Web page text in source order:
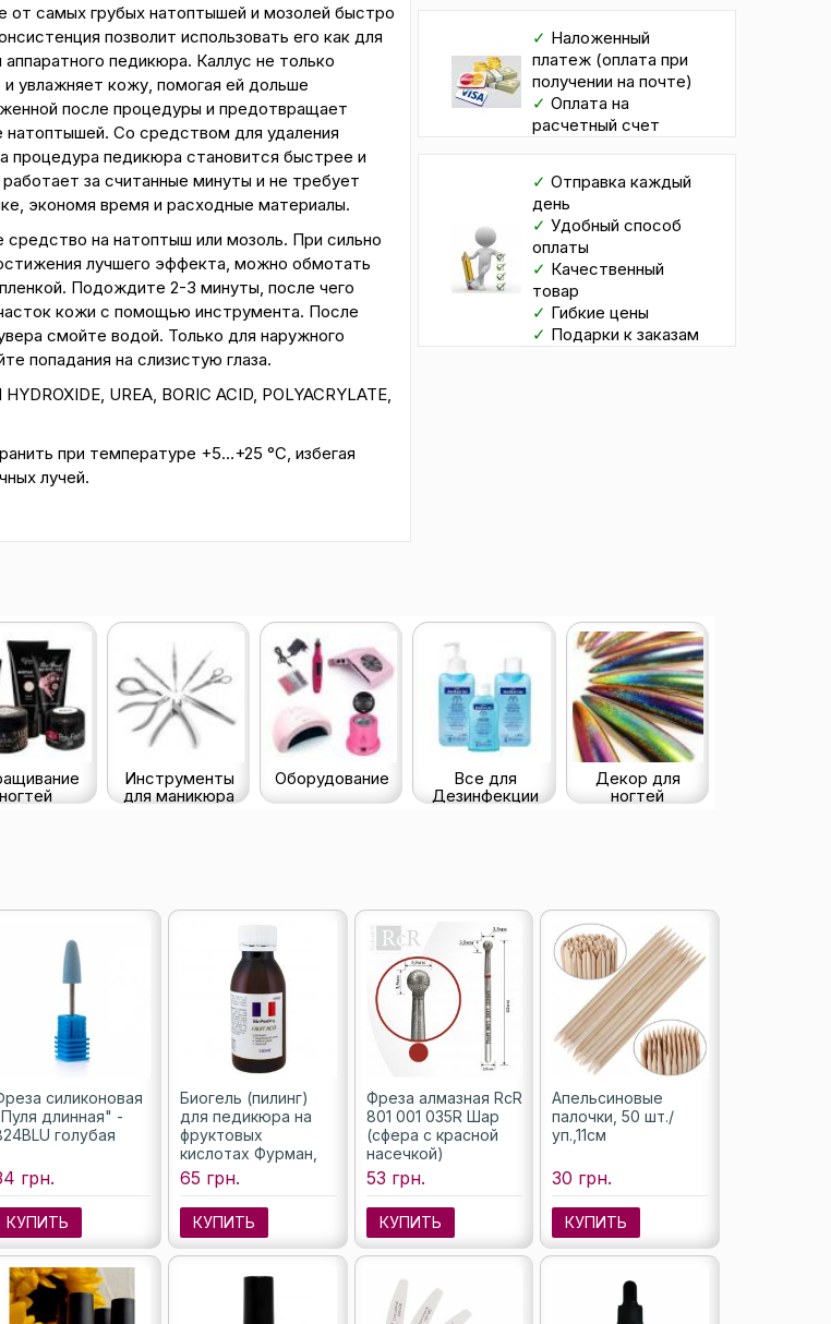
от самых грубых натоптышей и мозолей быстро
позволит использовать его как для
аппаратного педикюра. Каллус не только
и увлажняет кожу, помогая ей дольше
после процедуры и предотвращает
натоптышей. Со средством для удаления
процедура педикюра становится быстрее и
за считанные минуты и не требует
экономя время и расходные материалы.
на натоптыш или мозоль. При сильно
лучшего эффекта, можно обмотать
Подождите 2-3 минуты, после чего
кожи с помощью инструмента. После
смойте водой. Только для наружного
попадания на слизистую глаза.
UREA, BORIC ACID, POLYACRYLATE,
при температуре +5…+25 °С, избегая
лучей.
✓ Наложенный
платеж (оплата при
получении на почте)
✓ Оплата на
расчетный счет
✓ Отправка каждый
день
✓ Удобный способ
оплаты
✓ Качественный
товар
✓ Гибкие цены
✓ Подарки к заказам
ногтей
Инструменты
для маникюра
Оборудование
Все для
Дезинфекции
Декор для
ногтей
силиконовая
длинная" -
голубая
грн.
КУПИТЬ
Биогель (пилинг)
для педикюра на
фруктовых
кислотах Фурман,
120 мл
65 грн.
КУПИТЬ
Фреза алмазная RcR
801 001 035R Шар
(сфера с красной
насечкой)
53 грн.
КУПИТЬ
Апельсиновые
палочки, 50 шт./
уп.,11см
30 грн.
КУПИТЬ